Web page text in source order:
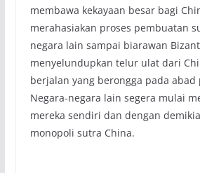
membawa kekayaan besar bagi
merahasiakan proses pembuatan
negara lain sampai biarawan
menyelundupkan telur ulat dari
berjalan yang berongga pada abad
Negara-negara lain segera mulai
mereka sendiri dan dengan
monopoli sutra China.